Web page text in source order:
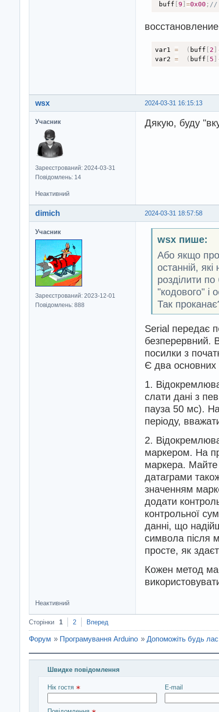
buff 9 =0x00 ; //
var1 = ( buff [ 2 ]
var2 = ( buff [ 5 ]
2024-03-31 16:15:13
wsx
Учасник
Зареєстрований: 2024-03-31
Повідомлень: 14
Дякую, буду
Неактивний
2024-03-31 18:57:58
dimich
Учасник
Зареєстрований: 2023-12-01
Повідомлень: 888
wsx пише:
Або якщо
останній,
розділити
"кодового" і
Так
Serial передає
безперервний.
посилки з
Є два основних
1.
слати дані з
пауза 50 мс).
періоду,
2.
маркером. На
маркера. Майте
датаграми
значенням
додати
контрольної
данні, що
символа після
просте, як
Кожен метод
Неактивний
Сторінки 1 2 Вперед
Форум » Програмування Arduino » Допоможіть будь
Швидке повідомлення
Введіть повідомлення і натисніть Надіслати
Нік гостя E-mail